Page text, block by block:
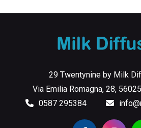
29 Twentynine by Milk
Via Emilia Romagna, 28,
0587 295384